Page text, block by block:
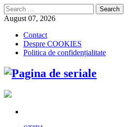
Search
for:
August 07, 2026
Contact
Despre COOKIES
Politica de confidențialitate